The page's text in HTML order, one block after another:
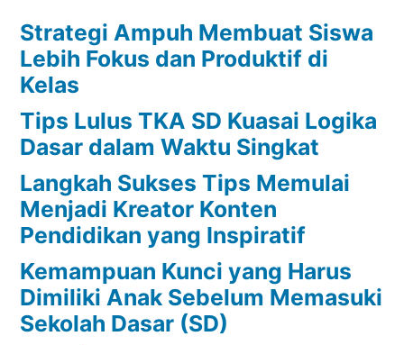
Strategi Ampuh Membuat Siswa
Lebih Fokus dan Produktif di
Kelas
Tips Lulus TKA SD Kuasai Logika
Dasar dalam Waktu Singkat
Langkah Sukses Tips Memulai
Menjadi Kreator Konten
Pendidikan yang Inspiratif
Kemampuan Kunci yang Harus
Dimiliki Anak Sebelum Memasuki
Sekolah Dasar (SD)